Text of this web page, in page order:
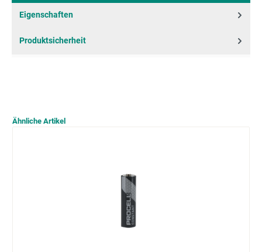
Eigenschaften
Produktsicherheit
Ähnliche Artikel